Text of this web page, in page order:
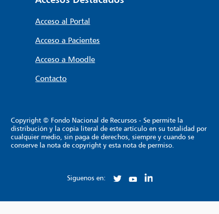
Acceso al Portal
Acceso a Pacientes
Acceso a Moodle
Contacto
Copyright © Fondo Nacional de Recursos - Se permite la
distribución y la copia literal de este artículo en su totalidad por
cualquier medio, sin paga de derechos, siempre y cuando se
conserve la nota de copyright y esta nota de permiso.
Siguenos en: